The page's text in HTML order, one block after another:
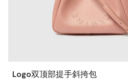
Logo双顶部提手斜挎包